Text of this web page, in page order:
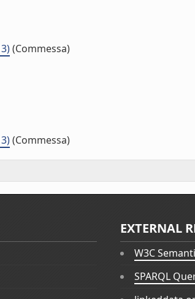
(Commessa)
(Commessa)
EXTERNAL
W3C
SPARQL